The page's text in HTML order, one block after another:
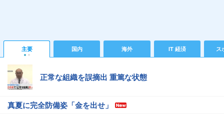
主要 国内 海外 IT 経済 ス
正常な組織を誤摘出 重篤な状態
真夏に完全防備姿「金を出せ」